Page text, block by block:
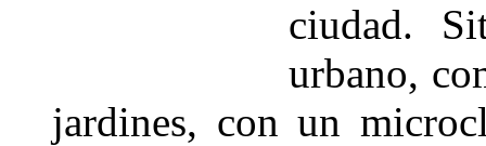
ciudad.
urbano,
jardines, con un